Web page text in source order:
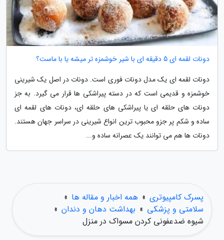
دونات لقمه ای 5 دقیقه ای با شیر خوشمزه تر میشه یا با ماست؟
دونات لقمه ای یک مدل دونات فوری است. دونات در اصل یک شیرینی
خوشمزه و قدیمی است که در دسته پیراشکی ها قرار می گیرد. به جز
دونات های حلقه ای یا پیراشکی های حلقه ای، دونات های لقمه ای
ساده و شکم پر جزو محبوب ترین انواع شیرینی در سراسر جهان هستند.
دونات ها هم می توانند یک عصرانه ساده و...
پسرک کامپیوتری » همه اخبار و مقاله ها »
سلامتی و پزشکی » بهداشت دهان و دندان »
شیوه ضدعفونی کردن مسواک در منزل